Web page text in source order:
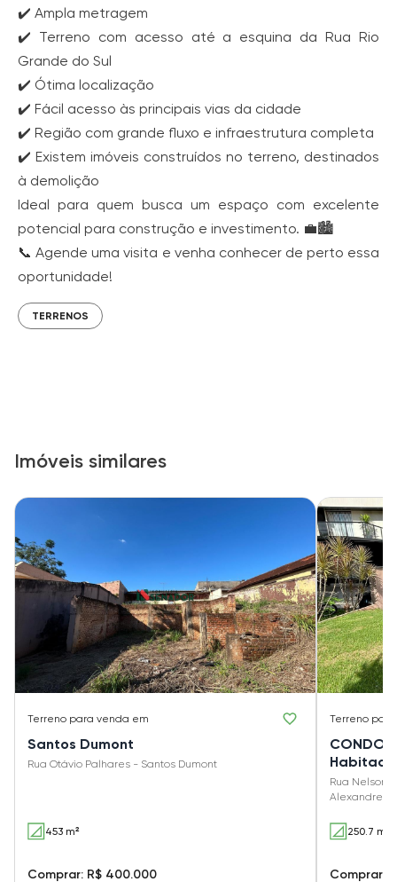
✔️ Ampla metragem
✔️ Terreno com acesso até a esquina da Rua Rio
Grande do Sul
✔️ Ótima localização
✔️ Fácil acesso às principais vias da cidade
✔️ Região com grande fluxo e infraestrutura completa
✔️ Existem imóveis construídos no terreno, destinados
à demolição
Ideal para quem busca um espaço com excelente
potencial para construção e investimento. 💼🏙️
📞 Agende uma visita e venha conhecer de perto essa
oportunidade!
TERRENOS
Imóveis similares
Terreno para venda em
Santos Dumont
Rua Otávio Palhares - Santos Dumont
453 m²
Comprar: R$ 400.000
Terreno
Rua Nelson
Alexandre
250.7 m²
Comprar: